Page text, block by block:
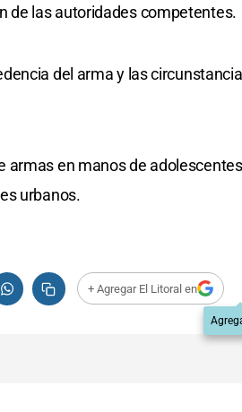
de las autoridades competentes.
del arma y las
armas en manos de
urbanos.
+ Agregar El Litoral en